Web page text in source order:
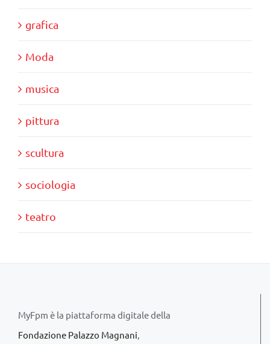
grafica
Moda
musica
pittura
scultura
sociologia
teatro
MyFpm è la piattaforma digitale della
Fondazione Palazzo Magnani,